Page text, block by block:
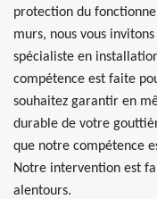
protection du
murs, nous vous
spécialiste en
compétence est faite
souhaitez garantir en
durable de votre
que notre compétence
Notre intervention est
alentours.